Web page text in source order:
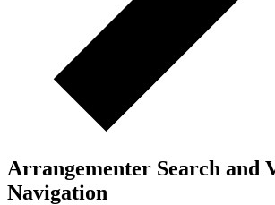
Arrangementer Search and
Navigation